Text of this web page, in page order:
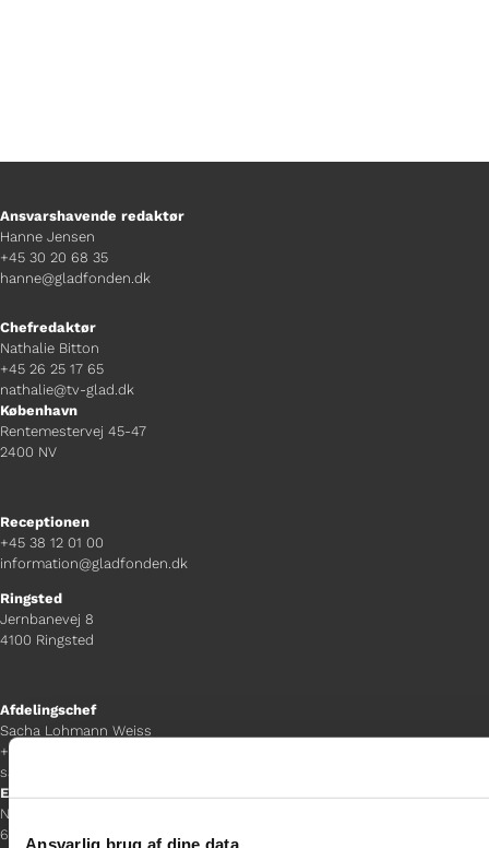
Ansvarlig brug af dine data
Ansvarshavende redaktør
Hanne Jensen
+45 30 20 68 35
hanne@gladfonden.dk
Chefredaktør
Nathalie Bitton
+45 26 25 17 65
nathalie@tv-glad.dk
København
Rentemestervej 45-47
2400 NV
Receptionen
+45 38 12 01 00
information@gladfonden.dk
Ringsted
Jernbanevej 8
4100 Ringsted
Afdelingschef
Sacha Lohmann Weiss
+45 40 27 91 11
sacha.lw@gladfonden.dk
Esbjerg
Norgesgade 1, 2. sal
6700 Esbjerg